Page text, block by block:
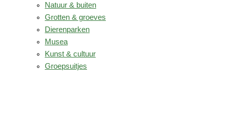
Natuur & buiten
Grotten & groeves
Dierenparken
Musea
Kunst & cultuur
Groepsuitjes